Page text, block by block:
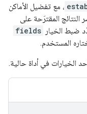
، مع تفضيل الأماكن
المقترَحة على
ضبط الخيار fields
المستخدم.
الخيارات في أداة حالية.